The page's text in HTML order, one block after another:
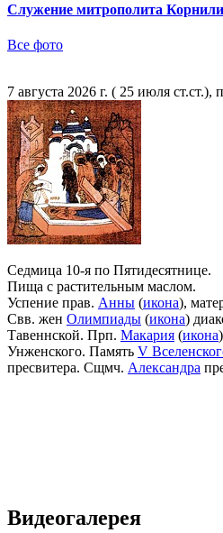
Служение митрополита
Все фото
7 августа 2026 г. ( 25 июля ст.ст.),
Седмица 10-я по Пятидесятнице.
Пища с растительным маслом.
Успение прав. Анны (икона),
Свв. жен Олимпиады (икона)
Тавеннской. Прп. Макария (икона
Унженского. Память V
пресвитера. Сщмч. Александра
Видеогалерея